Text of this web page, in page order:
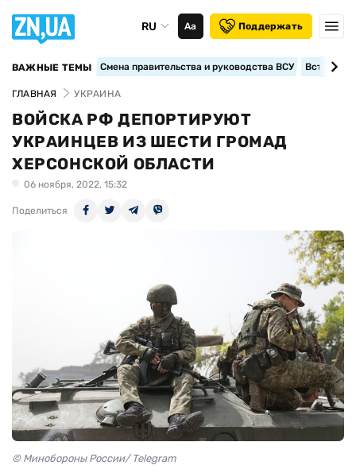
RU Аа Поддержать
ВАЖНЫЕ ТЕМЫ Смена правительства и руководства ВСУ
ГЛАВНАЯ УКРАИНА
ВОЙСКА РФ ДЕПОРТИРУЮТ
УКРАИНЦЕВ ИЗ ШЕСТИ ГРОМАД
ХЕРСОНСКОЙ ОБЛАСТИ
06 ноября, 2022, 15:32
Поделиться
© Минобороны России/ Telegram